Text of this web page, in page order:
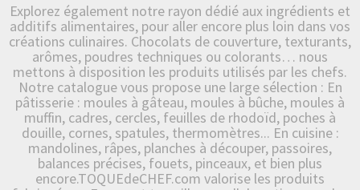
Explorez également notre rayon dédié aux ingrédients et
additifs alimentaires, pour aller encore plus loin dans vos
créations culinaires. Chocolats de couverture, texturants,
arômes, poudres techniques ou colorants… nous
mettons à disposition les produits utilisés par les chefs.
Notre catalogue vous propose une large sélection : En
pâtisserie : moules à gâteau, moules à bûche, moules à
muffin, cadres, cercles, feuilles de rhodoïd, poches à
douille, cornes, spatules, thermomètres... En cuisine :
mandolines, râpes, planches à découper, passoires,
balances précises, fouets, pinceaux, et bien plus
encore.TOQUEdeCHEF.com valorise les produits